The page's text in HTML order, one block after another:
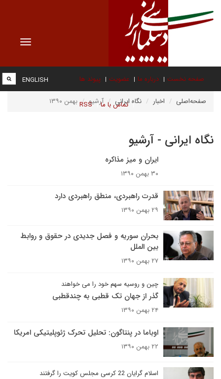
Toggle
صفحه نخست درباره ما عضویت پیوند ها
تماس با ما RSS
ENGLISH
صفحه‌اصلی اخبار نگاه ایرانی آرشیو بهمن ۱۳۹۰
نگاه ایرانی - آرشیو
ایران و میز مذاکره
۳۰ بهمن ۱۳۹۰
قدرت راهبردی، منطق راهبردی دارد
۲۹ بهمن ۱۳۹۰
بحران سوریه و فصل جدیدی در حقوق و روابط
بین الملل
۲۷ بهمن ۱۳۹۰
چین و روسیه سهم خود را می خواهند
گذر از جهان تک قطبی به چندقطبی
۲۴ بهمن ۱۳۹۰
اوباما در پنتاگون: تحلیل تحرک ژئوپلیتیکی امریکا
۲۲ بهمن ۱۳۹۰
اسلام گرایان 22 کرسی مجلس کویت را گرفتند